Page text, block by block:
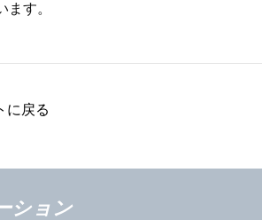
す。
に戻る
ション